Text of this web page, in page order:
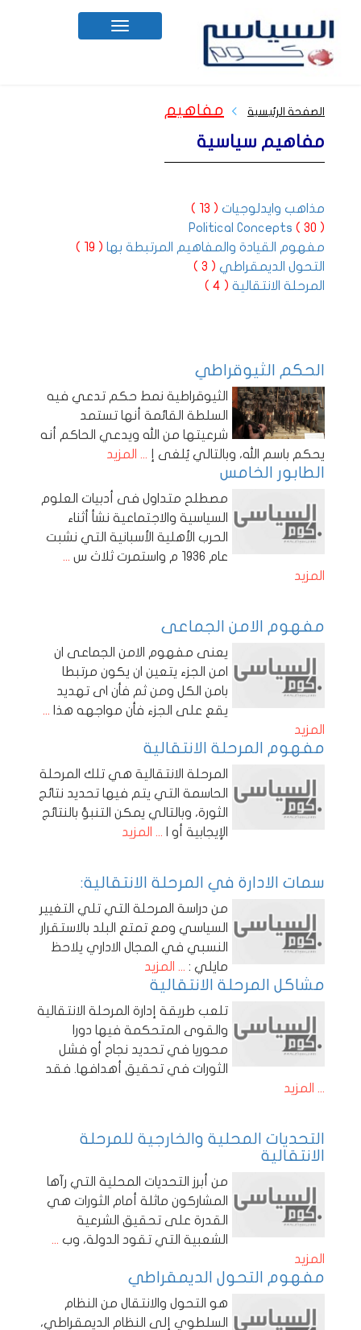
Toggle
navigation
الصفحة الرئيسية مفاهيم
مفاهيم سياسية
مذاهب وايدلوجيات ( 13 )
Political Concepts ( 30 )
مفهوم القيادة والمفاهيم المرتبطة بها ( 19 )
التحول الديمقراطي ( 3 )
المرحلة الانتقالية ( 4 )
الحكم الثيوقراطي
الثيوقراطية نمط حكم تدعي فيه
السلطة القائمة أنها تستمد
شرعيتها من الله ويدعي الحاكم أنه
يحكم باسم الله، وبالتالي يُلغى إ ... المزيد
الطابور الخامس
مصطلح متداول فى أدبيات العلوم
السياسية والاجتماعية نشأ أثناء
الحرب الأهلية الأسبانية التي نشبت
عام 1936 م واستمرت ثلاث س
...
المزيد
مفهوم الامن الجماعى
يعنى مفهوم الامن الجماعى ان
امن الجزء يتعين ان يكون مرتبطا
بامن الكل ومن ثم فأن اى تهديد
يقع على الجزء فأن مواجهه هذا ...
المزيد
مفهوم المرحلة الانتقالية
المرحلة الانتقالية هي تلك المرحلة
الحاسمة التي يتم فيها تحديد نتائج
الثورة، وبالتالي يمكن التنبؤ بالنتائج
الإيجابية أو ا ... المزيد
سمات الادارة في المرحلة الانتقالية:
من دراسة المرحلة التي تلي التغيير
السياسي ومع تمتع البلد بالاستقرار
النسبي في المجال الاداري يلاحظ
مايلي : ... المزيد
مشاكل المرحلة الانتقالية
تلعب طريقة إدارة المرحلة الانتقالية
والقوى المتحكمة فيها دورا
محوريا في تحديد نجاح أو فشل
الثورات في تحقيق أهدافها. فقد
... المزيد
التحديات المحلية والخارجية للمرحلة
الانتقالية
من أبرز التحديات المحلية التي رآها
المشاركون ماثلة أمام الثورات هي
القدرة على تحقيق الشرعية
الشعبية التي تقود الدولة، وب ...
المزيد
مفهوم التحول الديمقراطي
هو التحول والانتقال من النظام
السلطوي إلى النظام الديمقراطي،